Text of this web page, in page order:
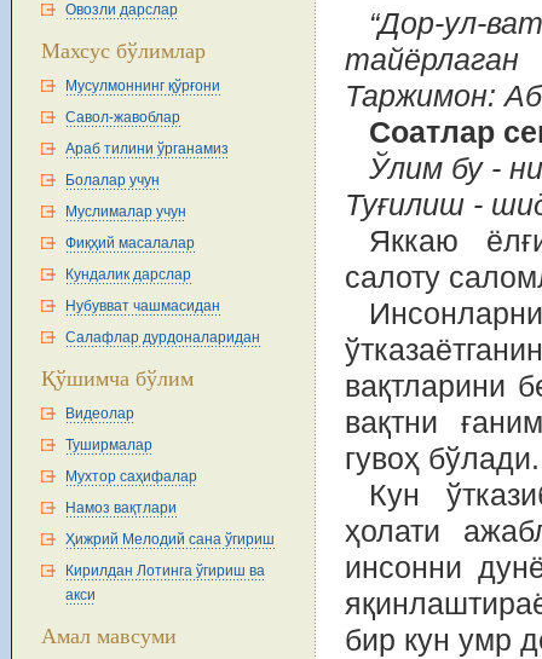
Овозли дарслар
Махсус бўлимлар
Мусулмоннинг қўрғони
Савол-жавоблар
Араб тилини ўрганамиз
Болалар учун
Муслималар учун
Фиқҳий масалалар
Кундалик дарслар
Нубувват чашмасидан
Салафлар дурдоналаридан
Қўшимча бўлим
Видеолар
Туширмалар
Мухтор саҳифалар
Намоз вақтлари
Ҳижрий Мелодий сана ўгириш
Кирилдан Лотинга ўгириш ва
акси
Амал мавсуми
“Дор-ул-
тайёрлаган
Таржимон:
Соатлар
Ўлим бу -
Туғилиш -
Яккаю
салоту
вақтларини
вақтни
гувоҳ бўлади.
Кун
ҳолати
инсонни
бир кун умр